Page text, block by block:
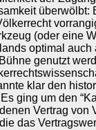
überwölbt:
(oder eine
optimal auch
genutzt
klar den
ging um den
Vertrag von
das